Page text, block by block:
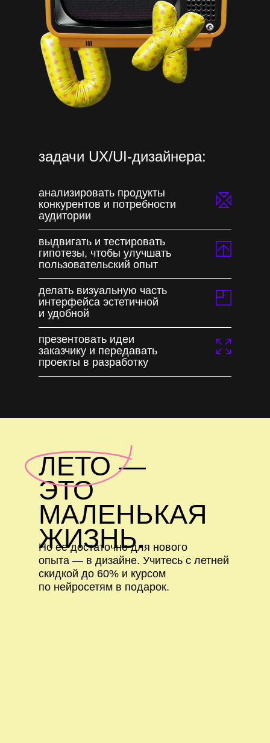
задачи UX/UI-дизайнера:
анализировать продукты
конкурентов и потребности
аудитории
выдвигать и тестировать
гипотезы, чтобы улучшать
пользовательский опыт
делать визуальную часть
интерфейса эстетичной
и удобной
презентовать идеи
заказчику и передавать
проекты в разработку
ЛЕТО —
ЭТО
МАЛЕНЬКАЯ
ЖИЗНЬ.
Но ее достаточно для нового
опыта — в дизайне. Учитесь с летней
скидкой до 60% и курсом
по нейросетям в подарок.